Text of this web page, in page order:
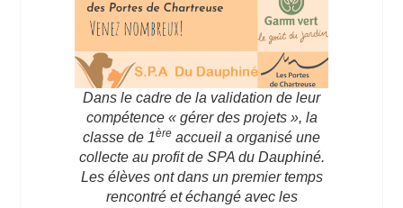
Dans le cadre de la validation de leur
compétence « gérer des projets », la
classe de 1ère accueil a organisé une
collecte au profit de SPA du Dauphiné.
Les élèves ont dans un premier temps
rencontré et échangé avec les